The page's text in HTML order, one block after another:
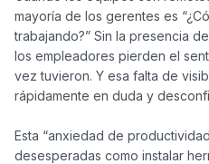
mayoría de los gerentes es
trabajando?” Sin la presencia
los empleadores pierden el
vez tuvieron. Y esa falta de
rápidamente en duda y
Esta “anxiedad de
desesperadas como instalar